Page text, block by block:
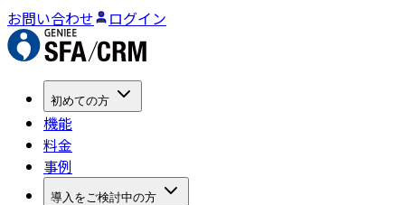
お問い合わせ ログイン
初めての方
機能
料金
事例
導入をご検討中の方